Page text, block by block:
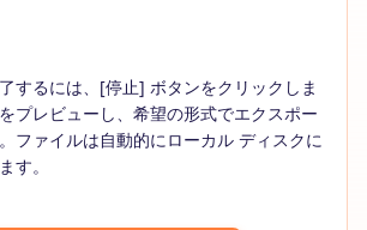
するには、[停止] ボタンをクリックしま
プレビューし、希望の形式でエクスポー
ファイルは自動的にローカル ディスクに
す。